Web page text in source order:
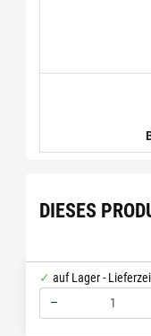
DIESES
auf Lager -
–